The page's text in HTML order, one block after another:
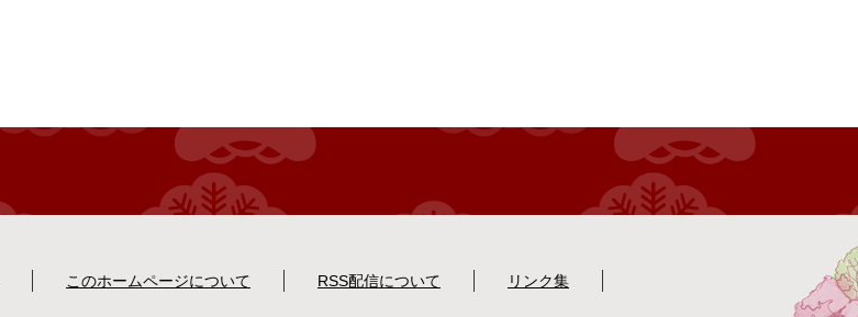
このホームページについて RSS配信について リンク集